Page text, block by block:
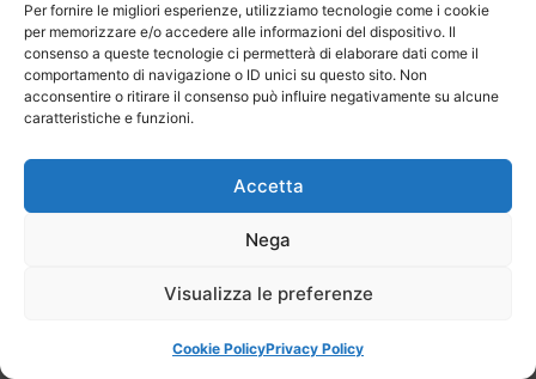
Per fornire le migliori esperienze, utilizziamo tecnologie come i cookie
per memorizzare e/o accedere alle informazioni del dispositivo. Il
consenso a queste tecnologie ci permetterà di elaborare dati come il
comportamento di navigazione o ID unici su questo sito. Non
acconsentire o ritirare il consenso può influire negativamente su alcune
caratteristiche e funzioni.
Accetta
Nega
Visualizza le preferenze
Cookie PolicyPrivacy Policy